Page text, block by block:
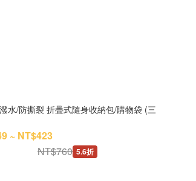
水/防撕裂 折疊式隨身收納包/購物袋 (三
~ NT$423
NT$760 5.6折